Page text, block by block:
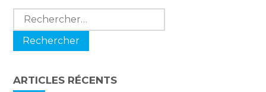
Rechercher :
ARTICLES RÉCENTS